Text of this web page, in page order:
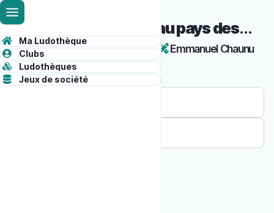
Skip
to
main
content
Administrative
toolbar
content
ADMINISTRATION
Ma Ludothèque
Clubs
Ludothèques
Jeux de société
50 surprises au pays des fées
Jean-Luc Bizien Emmanuel Chaunu